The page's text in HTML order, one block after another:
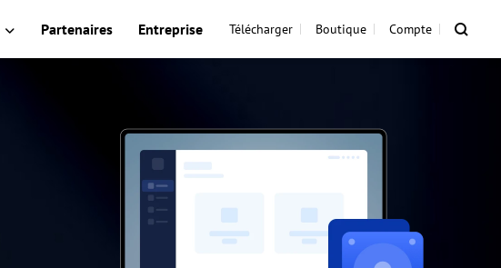
Partenaires Entreprise Télécharger Boutique Compte